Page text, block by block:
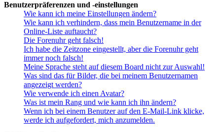
Benutzerpräferenzen und -einstellungen
Wie kann ich meine Einstellungen ändern?
Wie kann ich verhindern, dass mein Benutzername in der
Online-Liste auftaucht?
Die Forenuhr geht falsch!
Ich habe die Zeitzone eingestellt, aber die Forenuhr geht
immer noch falsch!
Meine Sprache steht auf diesem Board nicht zur Auswahl!
Was sind das für Bilder, die bei meinem Benutzernamen
angezeigt werden?
Wie verwende ich einen Avatar?
Was ist mein Rang und wie kann ich ihn ändern?
Wenn ich bei einem Benutzer auf den E-Mail-Link klicke,
werde ich aufgefordert, mich anzumelden.